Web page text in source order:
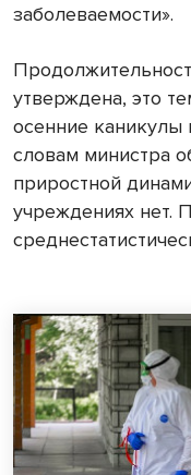
заболеваемости».
утверждена, это
осенние
словам министра
приростной
учреждениях нет.